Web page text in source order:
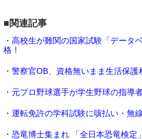
■関連記事
・高校生が難関の国家試験「データ
格！
・警察官OB、資格無いまま生活保護
・元プロ野球選手が学生野球の指導
・運転免許の学科試験に咳払い・無
・恐竜博士集まれ 「全日本恐竜検定